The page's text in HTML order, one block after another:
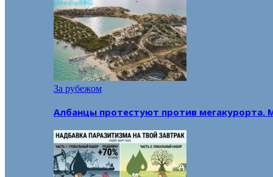
За рубежом
Албанцы протестуют против мегакурорта.